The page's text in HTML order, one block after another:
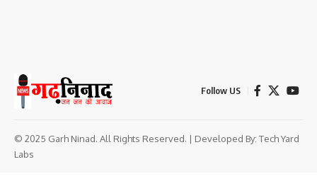
Follow US
© 2025 Garh Ninad. All Rights Reserved. | Developed By: Tech Yard
Labs